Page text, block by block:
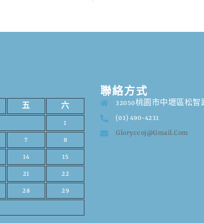
五 六
1
7 8
14 15
21 22
28 29
聯絡方式
32050桃園市中壢區松智
(03) 490-4231
Gloryccoj@gmail.com